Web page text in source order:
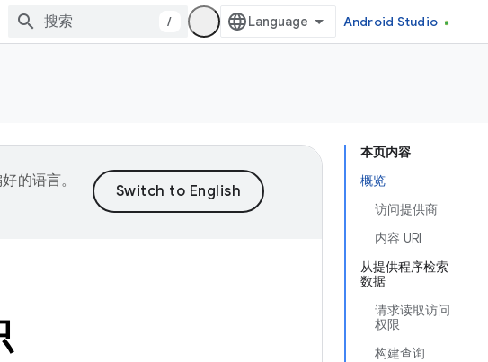
/ Android Studio
本页内容
概览
访问提供商
内容 URI
从提供程序检索
数据
请求读取访问
权限
构建查询
的语言。